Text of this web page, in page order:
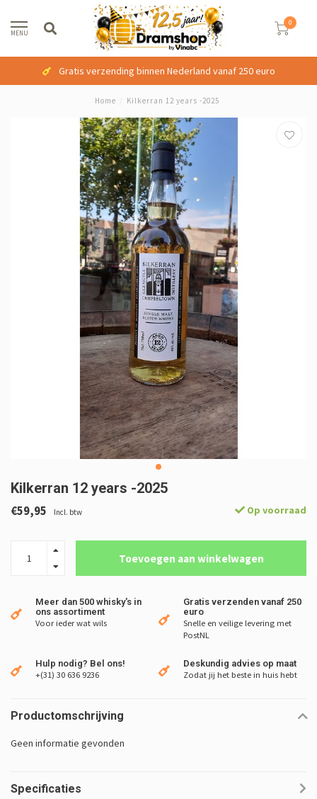
MENU
0
Gratis verzending binnen Nederland vanaf 250 euro
Home Kilkerran 12 years -2025
Kilkerran 12 years -2025
€59,95 Incl. btw Op voorraad
Toevoegen aan winkelwagen
Meer dan 500 whisky's in
ons assortiment
Voor ieder wat wils
Gratis verzenden vanaf 250
euro
Snelle en veilige levering met
PostNL
Hulp nodig? Bel ons!
+(31) 30 636 9236
Deskundig advies op maat
Zodat jij het beste in huis hebt
Productomschrijving
Geen informatie gevonden
Specificaties